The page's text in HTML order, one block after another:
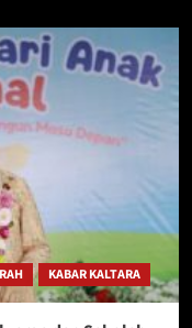
KABAR KALTARA